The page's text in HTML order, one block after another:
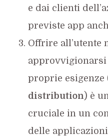
e dai clienti
previste app
Offrire all’utente
approvvigionarsi
proprie esigenze
distribution ) è
cruciale in un
delle